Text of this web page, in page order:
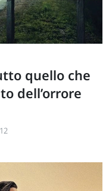
quello che
dell’orrore